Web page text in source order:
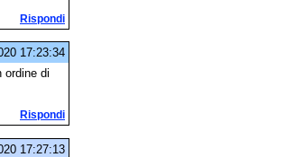
Rispondi
17:23:34
ordine di
Rispondi
17:27:13